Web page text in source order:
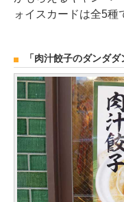
ォイスカードは全5種
「肉汁餃子のダンダ